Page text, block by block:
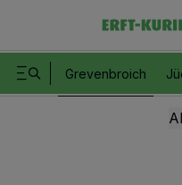
Grevenbroich